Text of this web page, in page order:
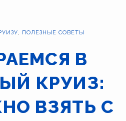
, ПОЛЕЗНЫЕ СОВЕТЫ
В
КРУИЗ:
ВЗЯТЬ С